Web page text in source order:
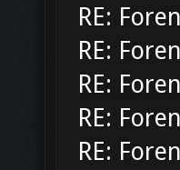
RE:
RE:
RE:
RE:
RE: